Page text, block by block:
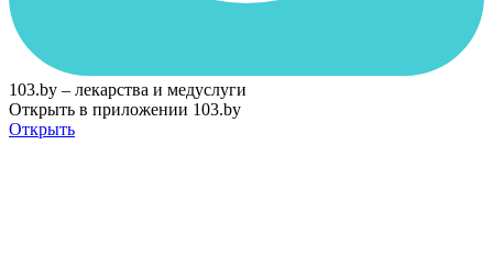
103.by – лекарства и медуслуги
Открыть в приложении 103.by
Открыть